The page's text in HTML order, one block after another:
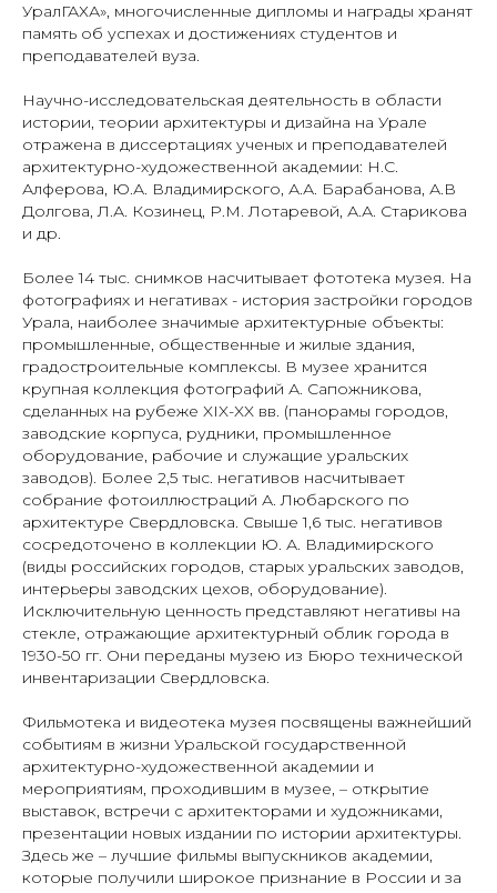
УралГАХА», многочисленные дипломы и награды хранят
память об успехах и достижениях студентов и
преподавателей вуза.
Научно-исследовательская деятельность в области
истории, теории архитектуры и дизайна на Урале
отражена в диссертациях ученых и преподавателей
архитектурно-художественной академии: Н.С.
Алферова, Ю.А. Владимирского, А.А. Барабанова, А.В
Долгова, Л.А. Козинец, Р.М. Лотаревой, А.А. Старикова
и др.
Более 14 тыс. снимков насчитывает фототека музея. На
фотографиях и негативах - история застройки городов
Урала, наиболее значимые архитектурные объекты:
промышленные, общественные и жилые здания,
градостроительные комплексы. В музее хранится
крупная коллекция фотографий А. Сапожникова,
сделанных на рубеже XIX-XX вв. (панорамы городов,
заводские корпуса, рудники, промышленное
оборудование, рабочие и служащие уральских
заводов). Более 2,5 тыс. негативов насчитывает
собрание фотоиллюстраций А. Любарского по
архитектуре Свердловска. Свыше 1,6 тыс. негативов
сосредоточено в коллекции Ю. А. Владимирского
(виды российских городов, старых уральских заводов,
интерьеры заводских цехов, оборудование).
Исключительную ценность представляют негативы на
стекле, отражающие архитектурный облик города в
1930-50 гг. Они переданы музею из Бюро технической
инвентаризации Свердловска.
Фильмотека и видеотека музея посвящены важнейший
событиям в жизни Уральской государственной
архитектурно-художественной академии и
мероприятиям, проходившим в музее, – открытие
выставок, встречи с архитекторами и художниками,
презентации новых издании по истории архитектуры.
Здесь же – лучшие фильмы выпускников академии,
которые получили широкое признание в России и за